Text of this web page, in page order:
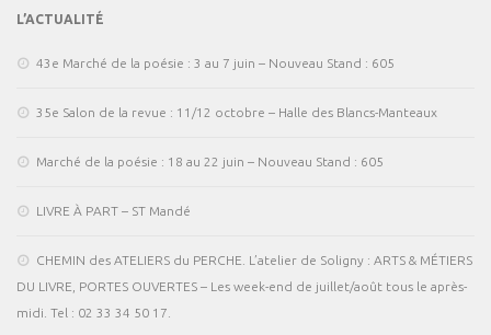
L’ACTUALITÉ
43e Marché de la poésie : 3 au 7 juin – Nouveau Stand : 605
35e Salon de la revue : 11/12 octobre – Halle des Blancs-Manteaux
Marché de la poésie : 18 au 22 juin – Nouveau Stand : 605
LIVRE À PART – ST Mandé
CHEMIN des ATELIERS du PERCHE. L’atelier de Soligny : ARTS & MÉTIERS
DU LIVRE, PORTES OUVERTES – Les week-end de juillet/août tous le après-
midi. Tel : 02 33 34 50 17.